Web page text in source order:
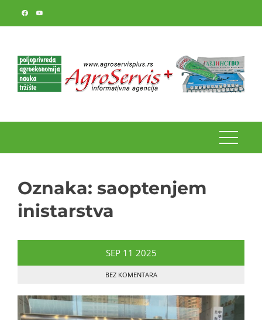
Oznaka: saoptenjem
inistarstva
SEP 11 2025
BEZ KOMENTARA